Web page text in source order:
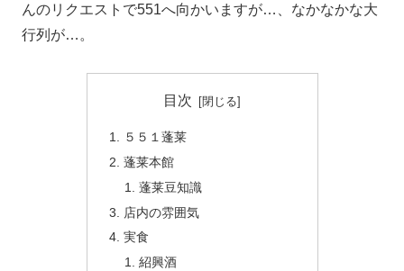
んのリクエストで551へ向かいますが…、なかなかな大
行列が…。
目次
５５１蓬莱
蓬莱本館
蓬莱豆知識
店内の雰囲気
実食
紹興酒